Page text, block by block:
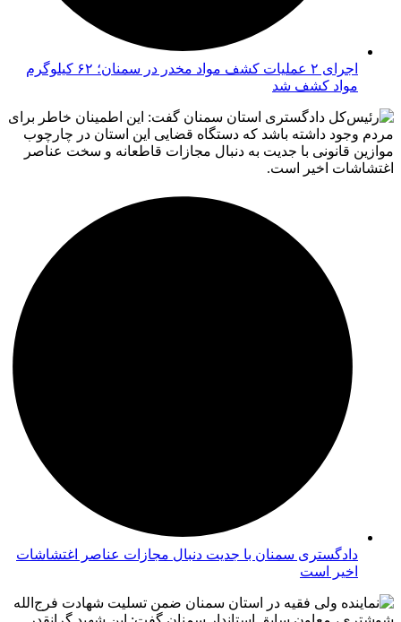
اجرای ۲ عملیات کشف مواد مخدر در سمنان؛ ۶۲ کیلوگرم
مواد کشف شد
دادگستری سمنان با جدیت دنبال مجازات عناصر اغتشاشات
اخیر است